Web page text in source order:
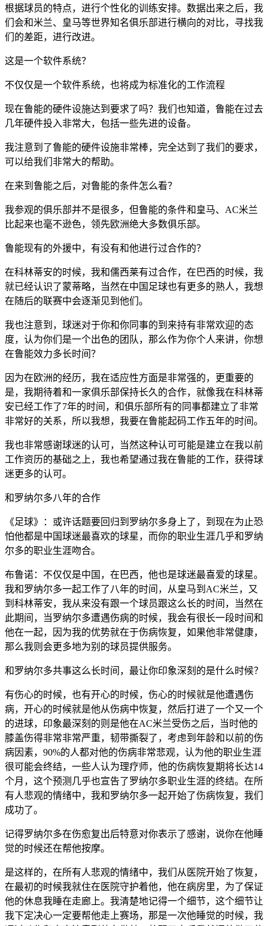
根据球员的特点，进行个性化的训练安排。数据出来之后，我
们会和米兰、皇马等世界知名俱乐部进行横向的对比，寻找我
们的差距，进行改进。
这是一个软件系统？
不仅仅是一个软件系统，也将成为标准化的工作流程
现在鲁能的硬件设施达到要求了吗？我们也知道，鲁能在过去
几年硬件投入非常大，包括一些先进的设备。
我注意到了鲁能的硬件设施非常棒，完全达到了我们的要求，
可以给我们非常大的帮助。
在来到鲁能之后，对鲁能的条件怎么看？
我参观的俱乐部并不是很多，但鲁能的条件和皇马、AC米兰
比起来也毫不逊色，领先欧洲绝大多数俱乐部。
鲁能现有的外援中，有没有和他进行过合作的？
在科林蒂安的时候，我和儒西莱有过合作，在巴西的时候，我
就已经认识了蒙蒂略，当然在中国足球也有更多的熟人，我想
在随后的联赛中会逐渐见到他们。
我也注意到，球迷对于你和你同事的到来持有非常欢迎的态
度，认为你们是一个出色的团队，那么作为你个人来讲，你想
在鲁能效力多长时间？
因为在欧洲的经历，我在适应性方面是非常强的，更重要的
是，我期待着和一家俱乐部保持长久的合作，就像我在科林蒂
安已经工作了7年的时间，和俱乐部所有的同事都建立了非常
非常好的关系，所以我想，我要在鲁能起码工作五年的时间。
我也非常感谢球迷的认可，当然这种认可可能是建立在我以前
工作资历的基础之上，我也希望通过我在鲁能的工作，获得球
迷更多的认可。
和罗纳尔多八年的合作
《足球》：或许话题要回归到罗纳尔多身上了，到现在为止恐
怕他都是中国球迷最喜欢的球星，而你的职业生涯几乎和罗纳
尔多的职业生涯吻合。
布鲁诺：不仅仅是中国，在巴西，他也是球迷最喜爱的球星。
我和罗纳尔多一起工作了八年的时间，从皇马到AC米兰，又
到科林蒂安，我从来没有跟一个球员跟这么长的时间，当然在
此期间，当罗纳尔多遭遇伤病的时候，我会有很长一段时间和
他在一起，因为我的优势就在于伤病恢复，如果他非常健康，
那么我则会更多地为别的球员提供服务。
和罗纳尔多共事这么长时间，最让你印象深刻的是什么时候？
有伤心的时候，也有开心的时候，伤心的时候就是他遭遇伤
病，开心的时候就是他从伤病中恢复，然后打进了一个又一个
的进球，印象最深刻的则是他在AC米兰受伤之后，当时他的
膝盖伤得非常非常严重，韧带撕裂了，考虑到年龄和以前的伤
病因素，90%的人都对他的伤病非常悲观，认为他的职业生涯
很可能会终结，一些人认为理疗师，他的伤病恢复期将长达14
个月，这个预测几乎也宣告了罗纳尔多职业生涯的终结。在所
有人悲观的情绪中，我和罗纳尔多一起开始了伤病恢复，我们
成功了。
记得罗纳尔多在伤愈复出后特意对你表示了感谢，说你在他睡
觉的时候还在帮他按摩。
是这样的，在所有人悲观的情绪中，我们从医院开始了恢复，
在最初的时候我就住在医院守护着他，他在病房里，为了保证
他的休息我睡在走廊上。我清楚地记得一个细节，这个细节让
我下定决心一定要帮他走上赛场，那是一次他睡觉的时候，我